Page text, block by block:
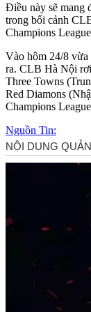
Điều này sẽ mang
trong bối cảnh
Champions
Vào hôm 24/8 vừa
ra. CLB Hà Nội
Three Towns
Red Diamons
Champions
Nguồn Tin: